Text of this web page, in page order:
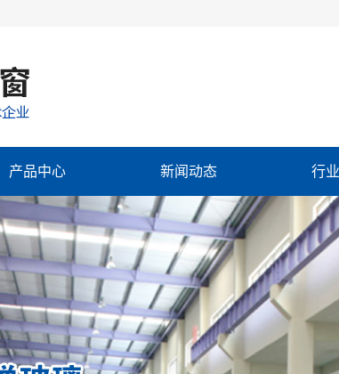
产品中心 新闻动态 行